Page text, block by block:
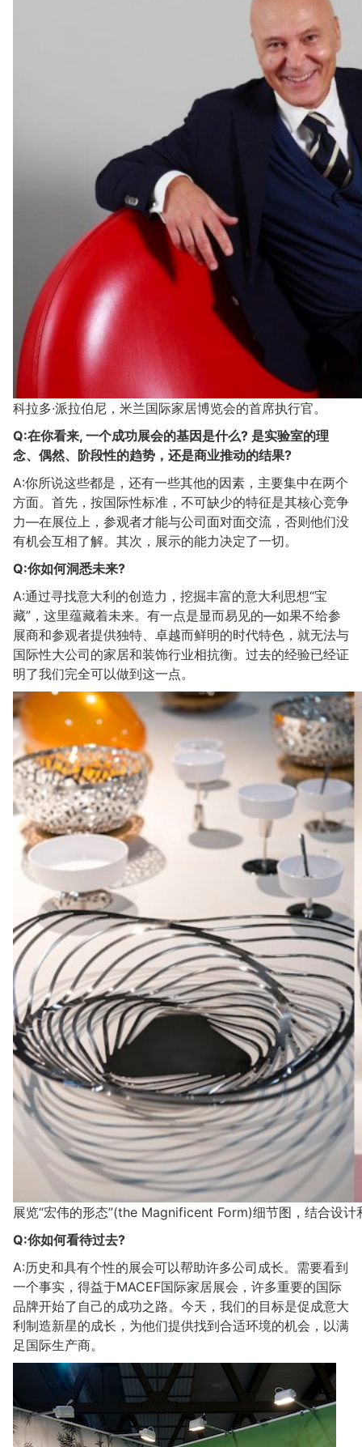
科拉多·派拉伯尼，米兰国际家居博览会的首席执行官。
Q:在你看来, 一个成功展会的基因是什么? 是实验室的理
念、偶然、阶段性的趋势，还是商业推动的结果?
A:你所说这些都是，还有一些其他的因素，主要集中在两个
方面。首先，按国际性标准，不可缺少的特征是其核心竞争
力—在展位上，参观者才能与公司面对面交流，否则他们没
有机会互相了解。其次，展示的能力决定了一切。
Q:你如何洞悉未来?
A:通过寻找意大利的创造力，挖掘丰富的意大利思想“宝
藏”，这里蕴藏着未来。有一点是显而易见的—如果不给参
展商和参观者提供独特、卓越而鲜明的时代特色，就无法与
国际性大公司的家居和装饰行业相抗衡。过去的经验已经证
明了我们完全可以做到这一点。
展览“宏伟的形态”(the Magnificent Form)细节图，结合设
Q:你如何看待过去?
A:历史和具有个性的展会可以帮助许多公司成长。需要看到
一个事实，得益于MACEF国际家居展会，许多重要的国际
品牌开始了自己的成功之路。今天，我们的目标是促成意大
利制造新星的成长，为他们提供找到合适环境的机会，以满
足国际生产商。